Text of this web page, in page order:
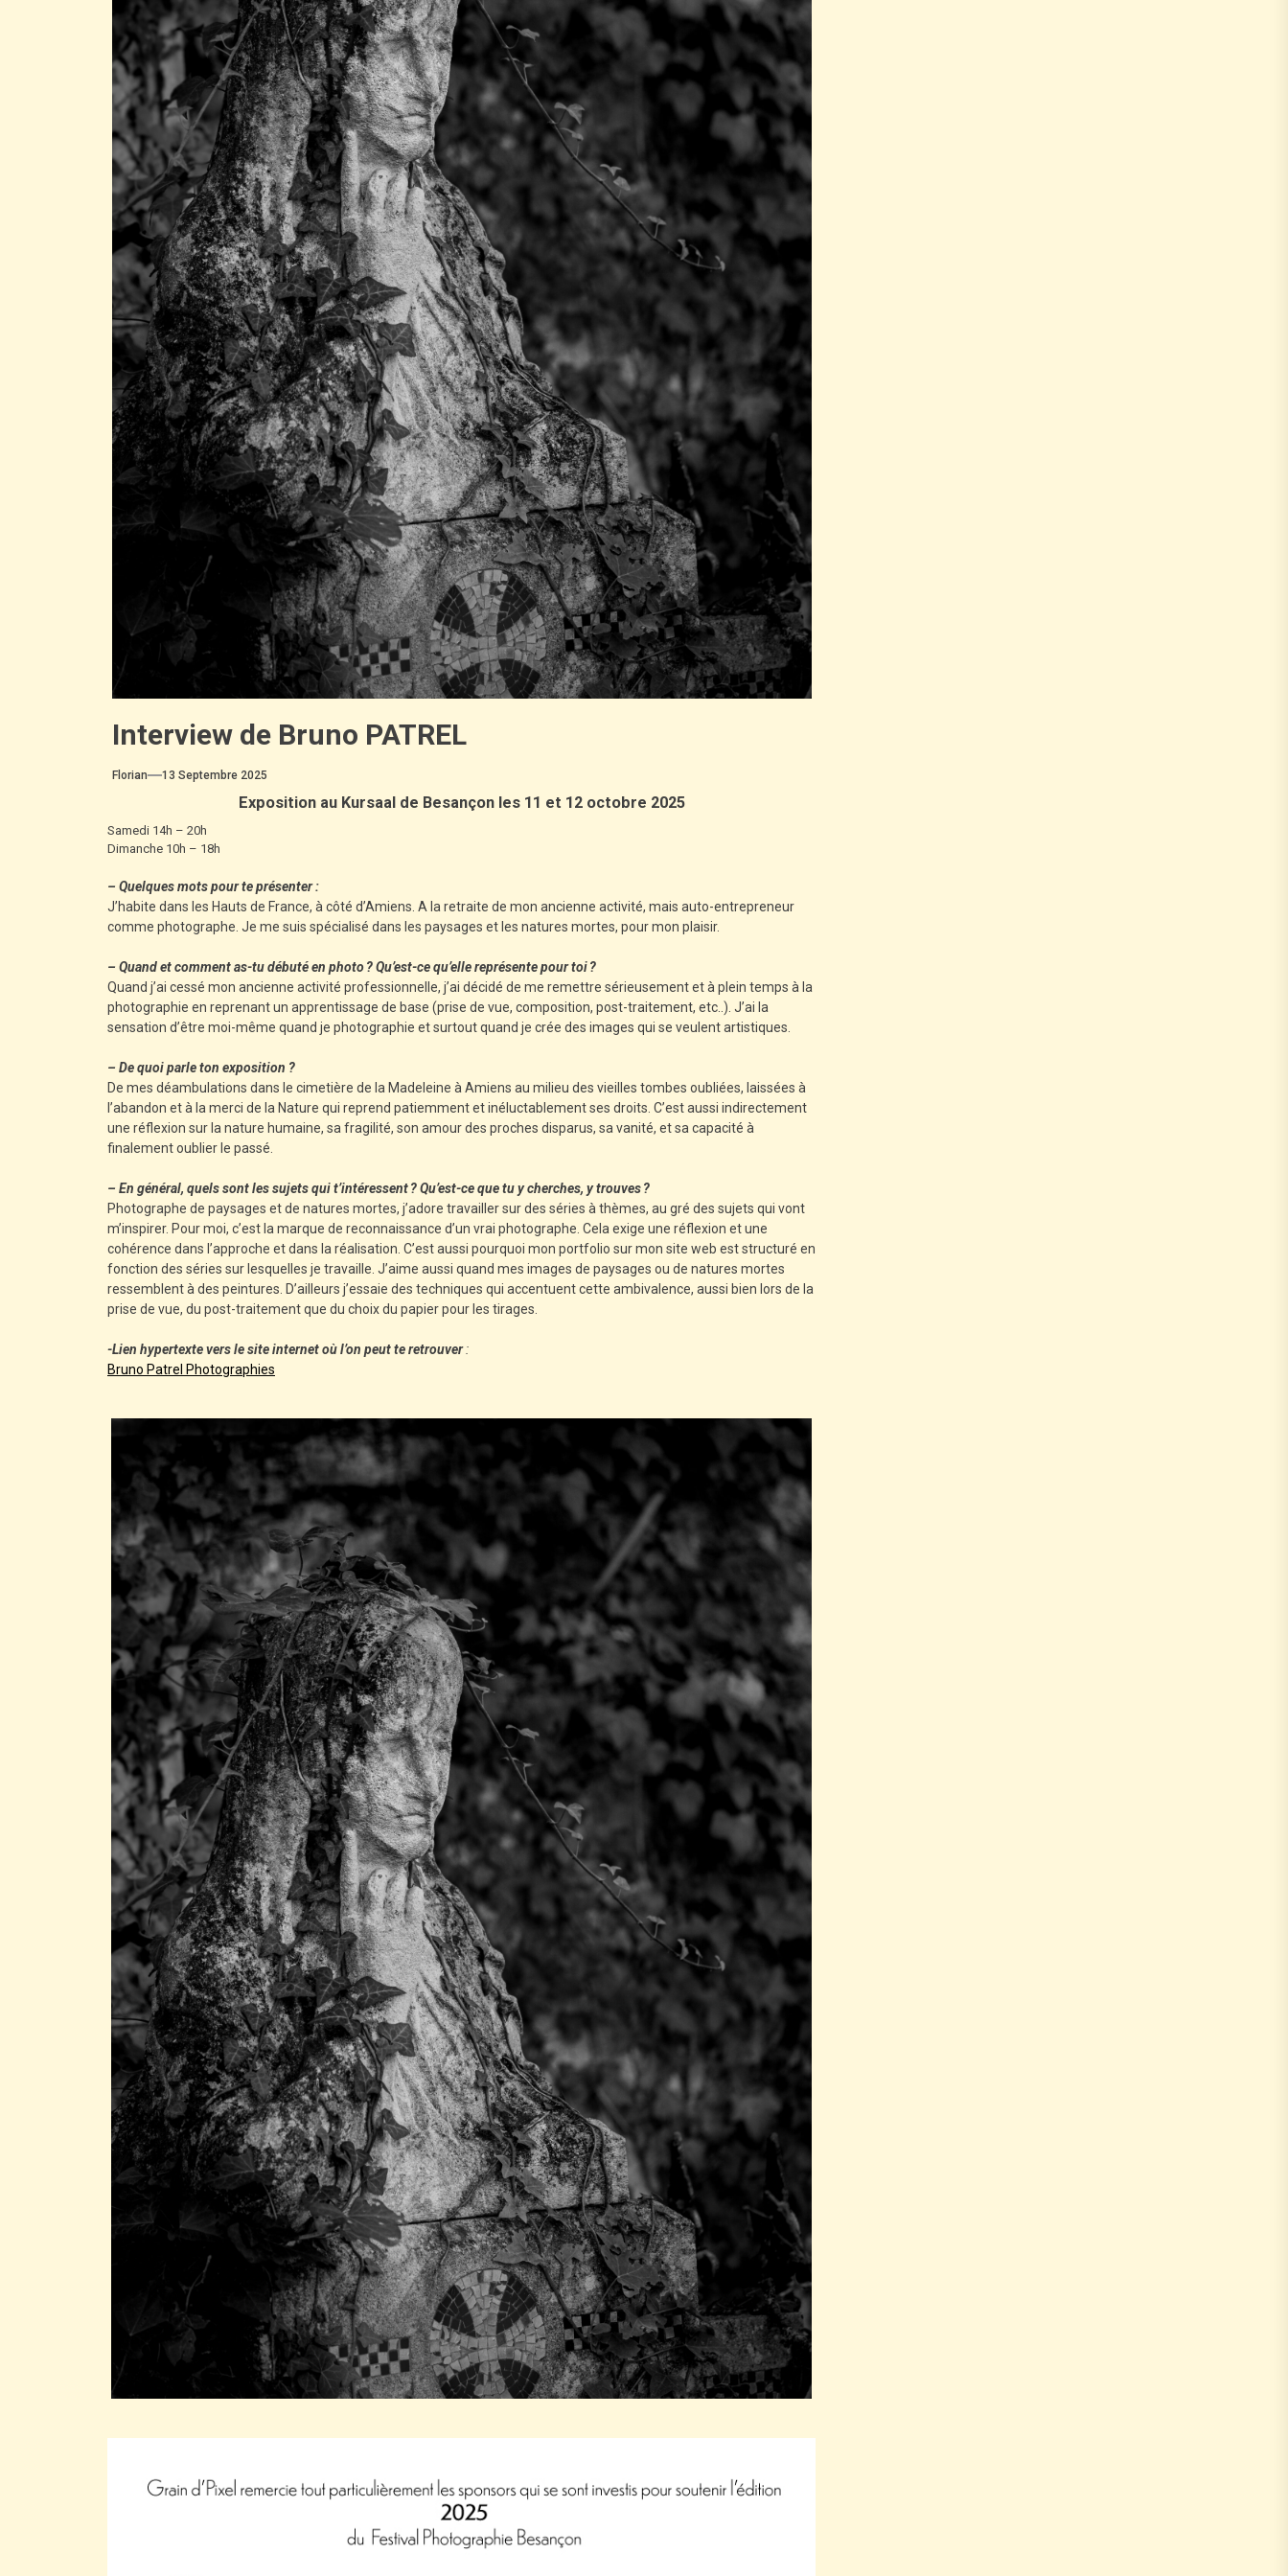
Interview de Bruno PATREL
Florian 13 Septembre 2025
Exposition au Kursaal de Besançon les 11 et 12 octobre 2025
Samedi 14h – 20h
Dimanche 10h – 18h
– Quelques mots pour te présenter :
J’habite dans les Hauts de France, à côté d’Amiens. A la retraite de mon ancienne activité, mais auto-entrepreneur
comme photographe. Je me suis spécialisé dans les paysages et les natures mortes, pour mon plaisir.
– Quand et comment as-tu débuté en photo ? Qu’est-ce qu’elle représente pour toi ?
Quand j’ai cessé mon ancienne activité professionnelle, j’ai décidé de me remettre sérieusement et à plein temps à la
photographie en reprenant un apprentissage de base (prise de vue, composition, post-traitement, etc..). J’ai la
sensation d’être moi-même quand je photographie et surtout quand je crée des images qui se veulent artistiques.
– De quoi parle ton exposition ?
De mes déambulations dans le cimetière de la Madeleine à Amiens au milieu des vieilles tombes oubliées, laissées à
l’abandon et à la merci de la Nature qui reprend patiemment et inéluctablement ses droits. C’est aussi indirectement
une réflexion sur la nature humaine, sa fragilité, son amour des proches disparus, sa vanité, et sa capacité à
finalement oublier le passé.
– En général, quels sont les sujets qui t’intéressent ? Qu’est-ce que tu y cherches, y trouves ?
Photographe de paysages et de natures mortes, j’adore travailler sur des séries à thèmes, au gré des sujets qui vont
m’inspirer. Pour moi, c’est la marque de reconnaissance d’un vrai photographe. Cela exige une réflexion et une
cohérence dans l’approche et dans la réalisation. C’est aussi pourquoi mon portfolio sur mon site web est structuré en
fonction des séries sur lesquelles je travaille. J’aime aussi quand mes images de paysages ou de natures mortes
ressemblent à des peintures. D’ailleurs j’essaie des techniques qui accentuent cette ambivalence, aussi bien lors de la
prise de vue, du post-traitement que du choix du papier pour les tirages.
-Lien hypertexte vers le site internet où l’on peut te retrouver:
Bruno Patrel Photographies